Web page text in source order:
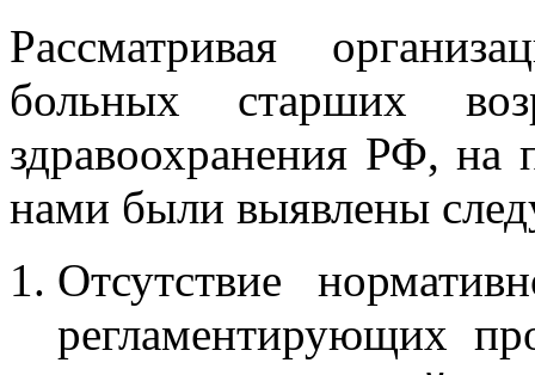
Рассматривая
больных старших
здравоохранения РФ, на
нами были выявлены
Отсутствие
регламентирующих